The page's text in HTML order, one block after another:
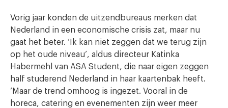
Vorig jaar konden de uitzendbureaus merken dat
Nederland in een economische crisis zat, maar nu
gaat het beter. ‘Ik kan niet zeggen dat we terug zijn
op het oude niveau’, aldus directeur Katinka
Habermehl van ASA Student, die naar eigen zeggen
half studerend Nederland in haar kaartenbak heeft.
‘Maar de trend omhoog is ingezet. Vooral in de
horeca, catering en evenementen zijn weer meer